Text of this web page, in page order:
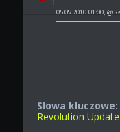
05.09.2010 01:00,
Słowa kluczowe:
Revolution